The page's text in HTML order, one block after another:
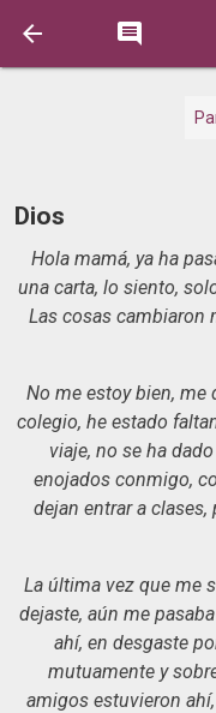
 
Dios
Hola mamá, ya ha
una carta, lo siento,
Las cosas cambiaron
No me estoy bien, me
colegio, he estado
viaje, no se ha
enojados conmigo,
dejan entrar a
La última vez que me
dejaste, aún me
ahí, en desgaste
mutuamente y
amigos estuvieron